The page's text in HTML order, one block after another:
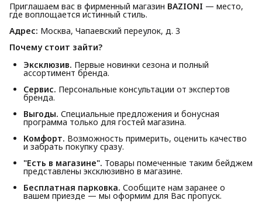
Приглашаем вас в фирменный магазин BAZIONI — место,
где воплощается истинный стиль.
Адрес: Москва, Чапаевский переулок, д. 3
Почему стоит зайти?
Эксклюзив. Первые новинки сезона и полный
ассортимент бренда.
Сервис. Персональные консультации от экспертов
бренда.
Выгоды. Специальные предложения и бонусная
программа только для гостей магазина.
Комфорт. Возможность примерить, оценить качество
и забрать покупку сразу.
"Есть в магазине". Товары помеченные таким бейджем
представлены эксклюзивно в магазине.
Бесплатная парковка. Сообщите нам заранее о
вашем приезде — мы оформим для Вас пропуск.